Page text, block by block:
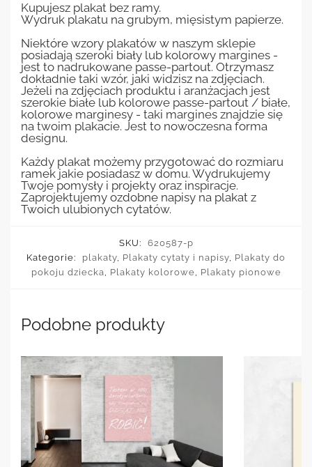
Kupujesz plakat bez ramy.
Wydruk plakatu na grubym, mięsistym papierze.
Niektóre wzory plakatów w naszym sklepie
posiadają szeroki biały lub kolorowy margines -
jest to nadrukowane passe-partout. Otrzymasz
dokładnie taki wzór, jaki widzisz na zdjęciach.
Jeżeli na zdjęciach produktu i aranżacjach jest
szerokie białe lub kolorowe passe-partout / białe,
kolorowe marginesy - taki margines znajdzie się
na twoim plakacie. Jest to nowoczesna forma
designu.
Każdy plakat możemy przygotować do rozmiaru
ramek jakie posiadasz w domu. Wydrukujemy
Twoje pomysły i projekty oraz inspiracje.
Zaprojektujemy ozdobne napisy na plakat z
Twoich ulubionych cytatów.
SKU:
620587-p
Kategorie:
plakaty, Plakaty cytaty i napisy, Plakaty do
pokoju dziecka, Plakaty kolorowe, Plakaty pionowe
Podobne produkty